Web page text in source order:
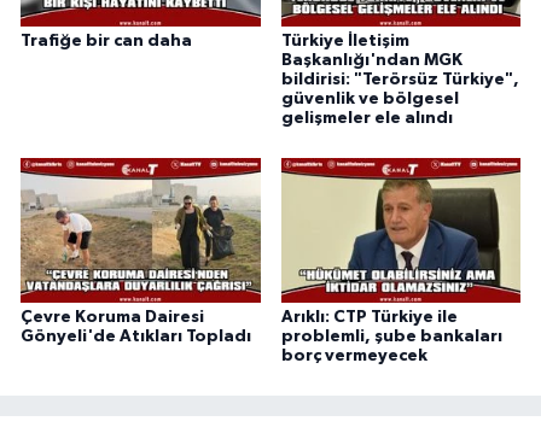
Trafiğe bir can daha
Türkiye İletişim
Başkanlığı'ndan MGK
bildirisi: "Terörsüz Türkiye",
güvenlik ve bölgesel
gelişmeler ele alındı
Çevre Koruma Dairesi
Gönyeli'de Atıkları Topladı
Arıklı: CTP Türkiye ile
problemli, şube bankaları
borç vermeyecek